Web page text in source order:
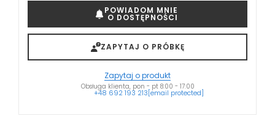
POWIADOM MNIE
O DOSTĘPNOŚCI
ZAPYTAJ O PRÓBKĘ
Zapytaj o produkt
Obsługa klienta, pon - pt 8:00 - 17:00
+48 692 193 213[email protected]